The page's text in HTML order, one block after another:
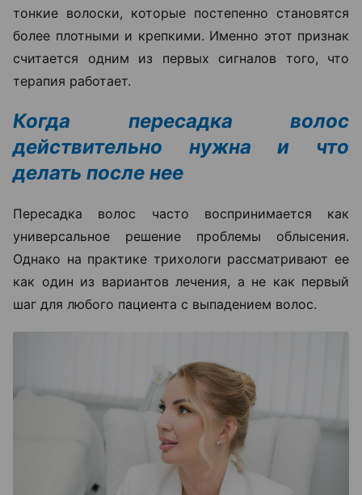
тонкие волоски, которые постепенно становятся
более плотными и крепкими. Именно этот признак
считается одним из первых сигналов того, что
терапия работает.
Когда пересадка волос
действительно нужна и что
делать после нее
Пересадка волос часто воспринимается как
универсальное решение проблемы облысения.
Однако на практике трихологи рассматривают ее
как один из вариантов лечения, а не как первый
шаг для любого пациента с выпадением волос.